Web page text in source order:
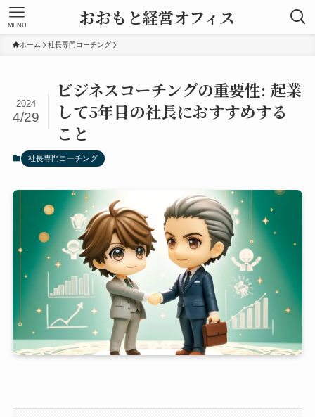
おおもと経営オフィス
MENU
ホーム 社長専門コーチング
ビジネスコーチングの重要性: 起業
して5年目の社長におすすめする
こと
2024
4/29
社長専門コーチング